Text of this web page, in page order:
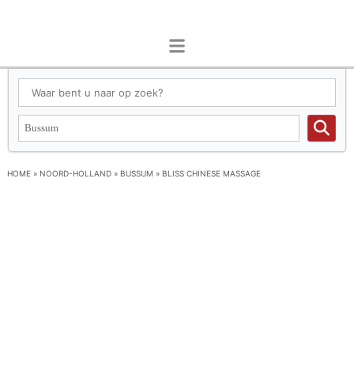
HOME » NOORD-HOLLAND » BUSSUM » BLISS CHINESE MASSAGE